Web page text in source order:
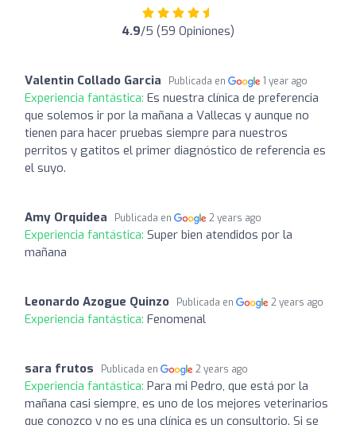
4.9/5 (59 Opiniones)
Valentin Collado Garcia Publicada en 1 year ago
Experiencia fantástica: Es nuestra clínica de preferencia
que solemos ir por la mañana a Vallecas y aunque no
tienen para hacer pruebas siempre para nuestros
perritos y gatitos el primer diagnóstico de referencia es
el suyo.
Amy Orquidea Publicada en 2 years ago
Experiencia fantástica: Super bien atendidos por la
mañana
Leonardo Azogue Quinzo Publicada en 2 years ago
Experiencia fantástica: Fenomenal
sara frutos Publicada en 2 years ago
Experiencia fantástica: Para mi Pedro, que está por la
mañana casi siempre, es uno de los mejores veterinarios
que conozco y no es una clínica es un consultorio. Si se